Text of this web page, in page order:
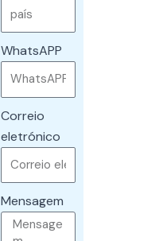
WhatsAPP
Correio
eletrónico
Mensagem